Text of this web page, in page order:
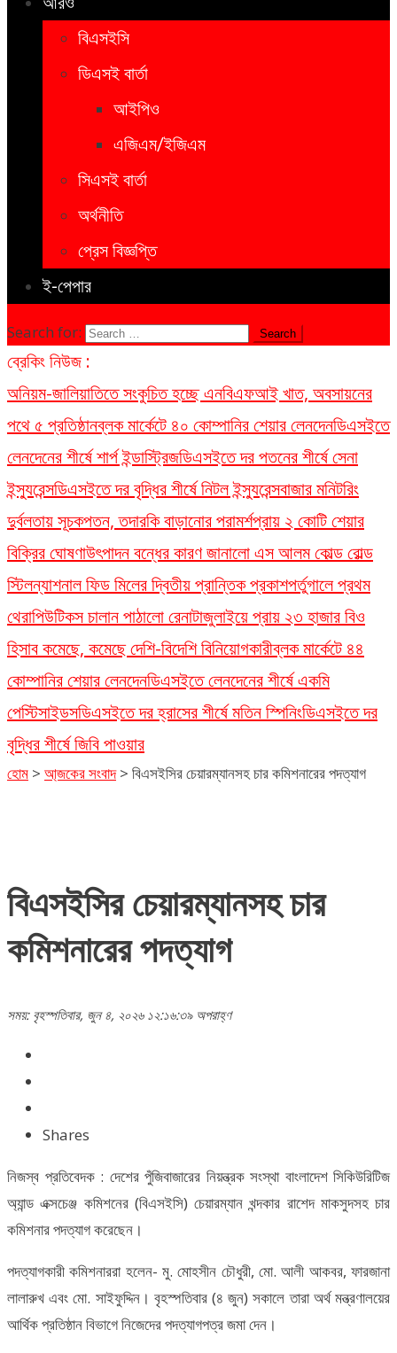
বিএসইসি
ডিএসই বার্তা
আইপিও
এজিএম/ইজিএম
সিএসই বার্তা
অর্থনীতি
প্রেস বিজ্ঞপ্তি
ই-পেপার
Search for:
ব্রেকিং নিউজ :
অনিয়ম-জালিয়াতিতে সংকুচিত হচ্ছে এনবিএফআই খাত, অবসায়নের
পথে ৫ প্রতিষ্ঠানব্লক মার্কেটে ৪০ কোম্পানির শেয়ার লেনদেনডিএসইতে
লেনদেনের শীর্ষে শার্প ইন্ডাস্ট্রিজডিএসইতে দর পতনের শীর্ষে সেনা
ইন্স্যুরেন্সডিএসইতে দর বৃদ্ধির শীর্ষে নিটল ইন্স্যুরেন্সবাজার মনিটরিং
দুর্বলতায় সূচকপতন, তদারকি বাড়ানোর পরামর্শপ্রায় ২ কোটি শেয়ার
বিক্রির ঘোষণাউৎপাদন বন্ধের কারণ জানালো এস আলম কোল্ড রোল্ড
স্টিলন্যাশনাল ফিড মিলের দ্বিতীয় প্রান্তিক প্রকাশপর্তুগালে প্রথম
থেরাপিউটিকস চালান পাঠালো রেনাটাজুলাইয়ে প্রায় ২৩ হাজার বিও
হিসাব কমেছে, কমেছে দেশি-বিদেশি বিনিয়োগকারীব্লক মার্কেটে ৪৪
কোম্পানির শেয়ার লেনদেনডিএসইতে লেনদেনের শীর্ষে একমি
পেস্টিসাইডসডিএসইতে দর হ্রাসের শীর্ষে মতিন স্পিনিংডিএসইতে দর
বৃদ্ধির শীর্ষে জিবি পাওয়ার
হোম > আ্জকের সংবাদ > বিএসইসির চেয়ারম্যানসহ চার কমিশনারের পদত্যাগ
বিএসইসির চেয়ারম্যানসহ চার
কমিশনারের পদত্যাগ
সময়: বৃহস্পতিবার, জুন ৪, ২০২৬ ১২:১৬:৩৯ অপরাহ্ণ
Shares
নিজস্ব প্রতিবেদক : দেশের পুঁজিবাজারের নিয়ন্ত্রক সংস্থা বাংলাদেশ সিকিউরিটিজ
অ্যান্ড এক্সচেঞ্জ কমিশনের (বিএসইসি) চেয়ারম্যান খন্দকার রাশেদ মাকসুদসহ চার
কমিশনার পদত্যাগ করেছেন।
পদত্যাগকারী কমিশনাররা হলেন- মু. মোহসীন চৌধুরী, মো. আলী আকবর, ফারজানা
লালারুখ এবং মো. সাইফুদ্দিন। বৃহস্পতিবার (৪ জুন) সকালে তারা অর্থ মন্ত্রণালয়ের
আর্থিক প্রতিষ্ঠান বিভাগে নিজেদের পদত্যাগপত্র জমা দেন।